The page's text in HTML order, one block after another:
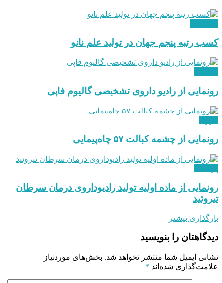
کسب رتبه پنجم جهان در تولید علم نانو
رونمایی از رادیو داروی تشخیصی گالیوم فاپی
رونمایی از چشمه کبالت ۵۷ چاه‌پیمایی
رونمایی از ماده اولیه تولید رادیوداروی درمان سرطان
تیروئید
بارگذاری بیشتر
دیدگاهتان را بنویسید
نشانی ایمیل شما منتشر نخواهد شد. بخش‌های موردنیاز
علامت‌گذاری شده‌اند *